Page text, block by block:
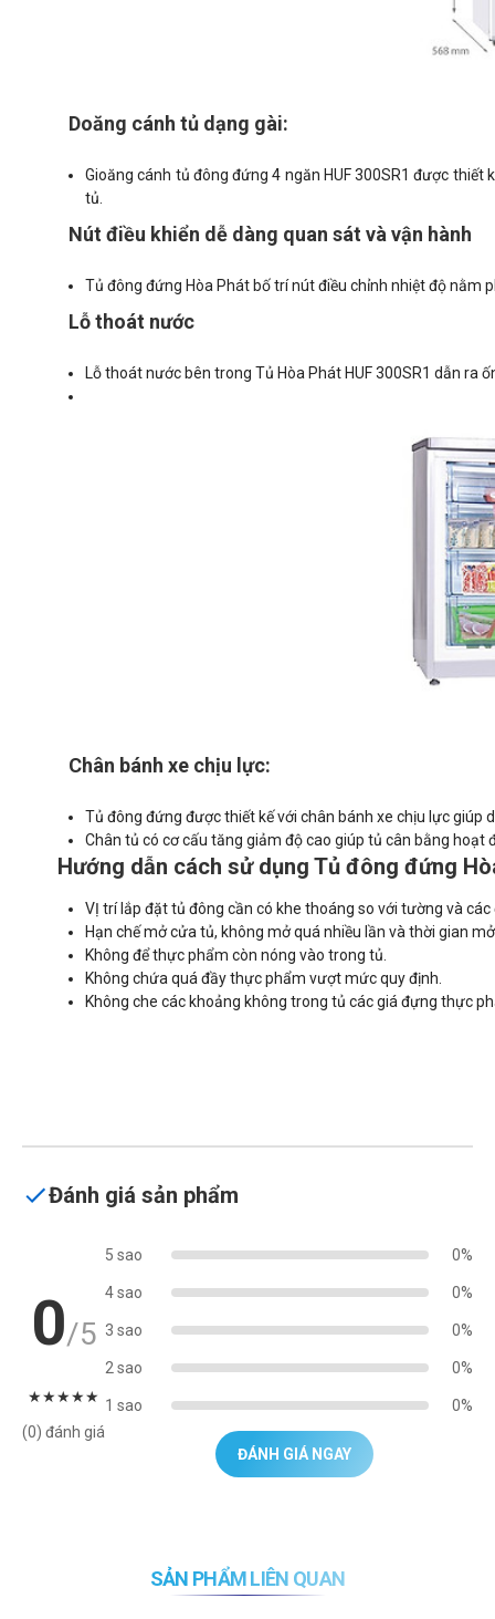
Doăng cánh tủ dạng gài:
Gioăng cánh tủ đông đứng 4 ngăn HUF 300SR1 được
tủ.
Nút điều khiển dễ dàng quan sát và vận hành
Tủ đông đứng Hòa Phát bố trí nút điều chỉnh nhiệt độ nằm
Lỗ thoát nước
Lỗ thoát nước bên trong Tủ Hòa Phát HUF 300SR1 dẫn ra
Chân bánh xe chịu lực:
Tủ đông đứng được thiết kế với chân bánh xe chịu lực giúp
Chân tủ có cơ cấu tăng giảm độ cao giúp tủ cân bằng hoạt
Hướng dẫn cách sử dụng Tủ đông đứng
VỊ trí lắp đặt tủ đông cần có khe thoáng so với tường và các
Hạn chế mở cửa tủ, không mở quá nhiều lần và thời gian
Không để thực phẩm còn nóng vào trong tủ.
Không chứa quá đầy thực phẩm vượt mức quy định.
Không che các khoảng không trong tủ các giá đựng thực
Đánh giá sản phẩm
0/5
★★★★★
(0) đánh giá
5 sao 0%
4 sao 0%
3 sao 0%
2 sao 0%
1 sao 0%
ĐÁNH GIÁ NGAY
SẢN PHẨM LIÊN QUAN